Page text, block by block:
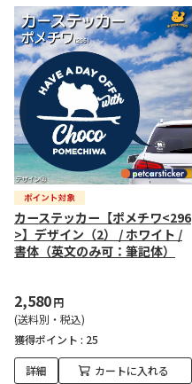
カーステッカー【ポメチワ<296
>】デザイン（2） / ホワイト /
書体（英文のみ可：筆記体）
2,580円
(送料別・税込)
獲得ポイント : 25
詳細 カートに入れる